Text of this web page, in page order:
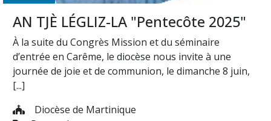
AN TJÈ LÉGLIZ-LA "Pentecôte 2025"
À la suite du Congrès Mission et du séminaire
d’entrée en Carême, le diocèse nous invite à une
journée de joie et de communion, le dimanche 8 juin,
[...]
Diocèse de Martinique